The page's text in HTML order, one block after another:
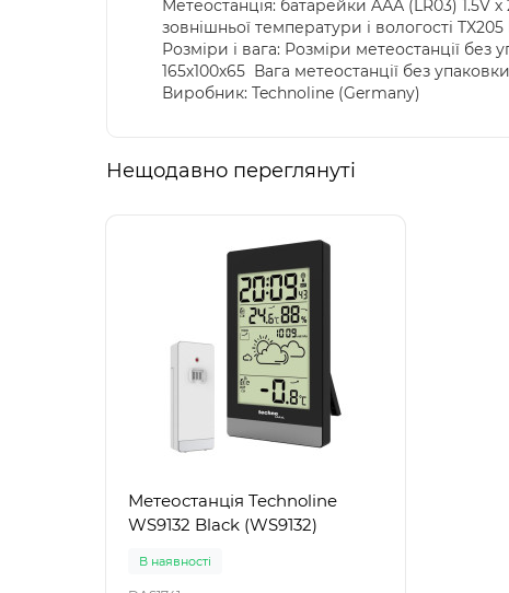
Метеостанція: батарейки AАА (LR03) 1.5V
зовнішньої температури і вологості
Розміри і вага: Розміри метеостанції
165х100х65 Вага метеостанції без
Виробник: Technoline (Germany)
Нещодавно переглянуті
Метеостанція Technoline
WS9132 Black (WS9132)
В наявності